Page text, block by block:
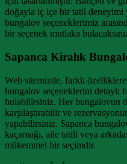
doğayla iç içe bir tatil deneyimi
bungalov seçeneklerimiz
bir seçenek mutlaka
Sapanca Kiralık
Web sitemizde, farklı
bungalov seçeneklerini detaylı
bulabilirsiniz. Her bungalovun
karşılaştırabilir ve
yapabilirsiniz. Sapanca
kaçamağı, aile tatili veya
mükemmel bir seçimdir.